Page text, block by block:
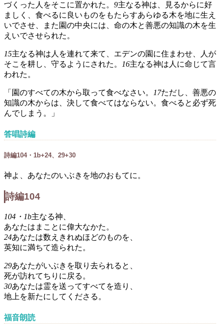
づくった人をそこに置かれた。 9主なる神は、見るからに好
ましく、食べるに良いものをもたらすあらゆる木を地に生え
いでさせ、また園の中央には、命の木と善悪の知識の木を生
えいでさせられた。
15主なる神は人を連れて来て、エデンの園に住まわせ、人が
そこを耕し、守るようにされた。
16主なる神は人に命じて言
われた。
「園のすべての木から取って食べなさい。 17ただし、善悪の
知識の木からは、決して食べてはならない。食べると必ず死
んでしまう。」
答唱詩編
詩編104・1b+24、29+30
神よ、あなたのいぶきを地のおもてに。
詩編104
104・1b主なる神、
あなたはまことに偉大なかた。
24あなたは数えきれぬほどのものを、
英知に満ちて造られた。
29あなたがいぶきを取り去られると、
死が訪れてちりに戻る。
30あなたは霊を送ってすべてを造り、
地上を新たにしてくださる。
福音朗読